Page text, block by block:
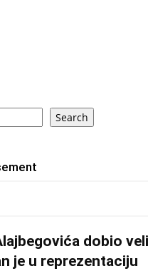
Search
dobio
je u reprezentaciju